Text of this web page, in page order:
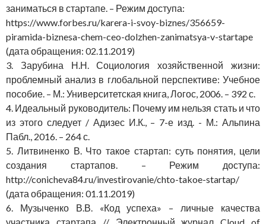
заниматься в стартапе. – Режим доступа:
https://www.forbes.ru/karera-i-svoy-biznes/356659-
piramida-biznesa-chem-ceo-dolzhen-zanimatsya-v-startape
(дата обращения: 02.11.2019)
3. Зарубина Н.Н. Социология хозяйственной жизни:
проблемный анализ в глобальной перспективе: Учебное
пособие. – М.: Университетская книга, Логос, 2006. – 392 с.
4. Идеальный руководитель: Почему им нельзя стать и что
из этого следует / Адизес И.К., – 7-е изд. - М.: Альпина
Пабл., 2016. – 264 с.
5. Литвиненко В. Что такое стартап: суть понятия, цели
создания стартапов. – Режим доступа:
http://conicheva84.ru/investirovanie/chto-takoe-startap/
(дата обращения: 01.11.2019)
6. Музыченко В.В. «Код успеха» – личные качества
участника стартапа // Электронный журнал Cloud of